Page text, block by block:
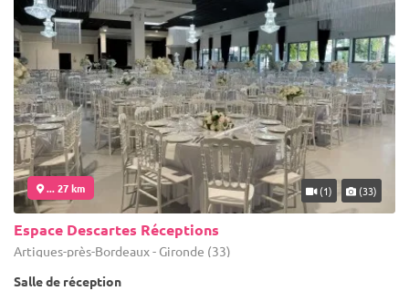
... 27 km (1) (33)
Espace Descartes Réceptions
Artigues-près-Bordeaux - Gironde (33)
Salle de réception